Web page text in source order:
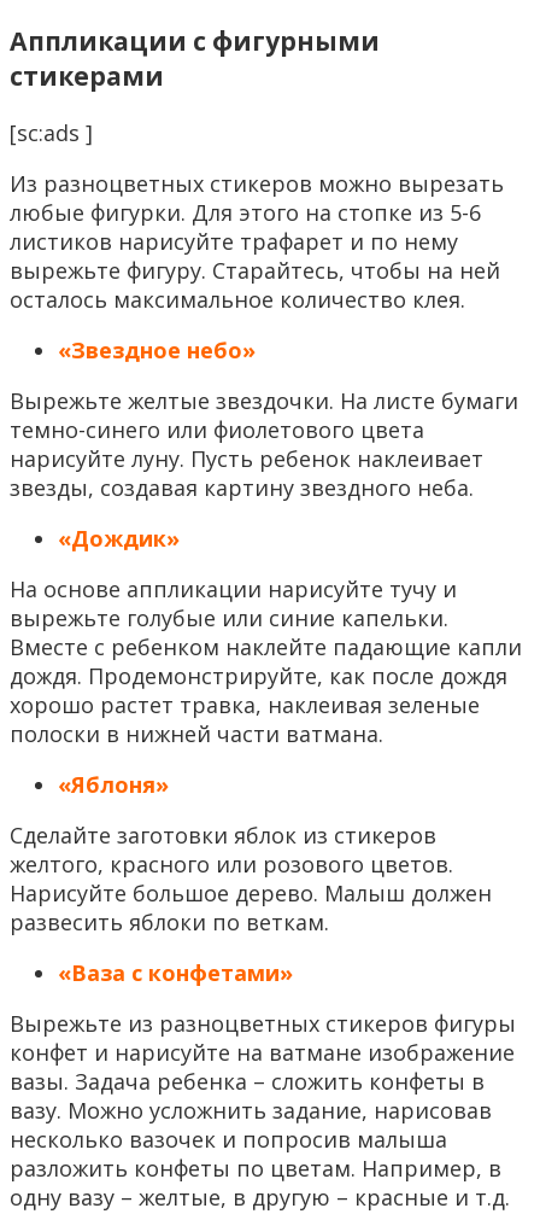
Аппликации с фигурными
стикерами
[sc:ads ]
Из разноцветных стикеров можно вырезать
любые фигурки. Для этого на стопке из 5-6
листиков нарисуйте трафарет и по нему
вырежьте фигуру. Старайтесь, чтобы на ней
осталось максимальное количество клея.
«Звездное небо»
Вырежьте желтые звездочки. На листе бумаги
темно-синего или фиолетового цвета
нарисуйте луну. Пусть ребенок наклеивает
звезды, создавая картину звездного неба.
«Дождик»
На основе аппликации нарисуйте тучу и
вырежьте голубые или синие капельки.
Вместе с ребенком наклейте падающие капли
дождя. Продемонстрируйте, как после дождя
хорошо растет травка, наклеивая зеленые
полоски в нижней части ватмана.
«Яблоня»
Сделайте заготовки яблок из стикеров
желтого, красного или розового цветов.
Нарисуйте большое дерево. Малыш должен
развесить яблоки по веткам.
«Ваза с конфетами»
Вырежьте из разноцветных стикеров фигуры
конфет и нарисуйте на ватмане изображение
вазы. Задача ребенка – сложить конфеты в
вазу. Можно усложнить задание, нарисовав
несколько вазочек и попросив малыша
разложить конфеты по цветам. Например, в
одну вазу – желтые, в другую – красные и т.д.